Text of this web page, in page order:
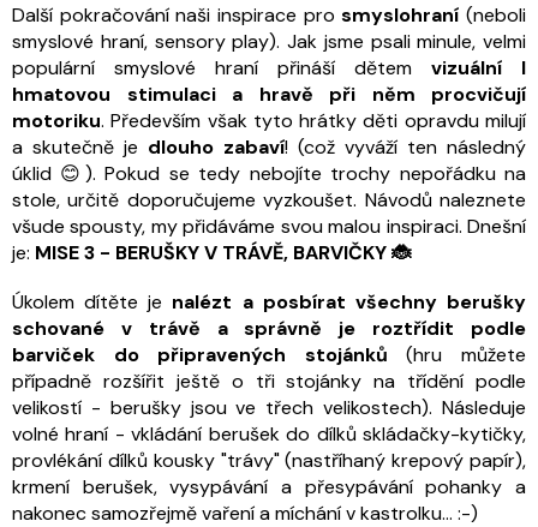
Další pokračování naši inspirace prosmyslohraní (neboli
smyslové hraní, sensory play). Jak jsme psali minule, velmi
populární smyslové hraní přináší dětem vizuální I
hmatovou stimulaci a hravě při něm procvičují
motoriku. Především však tyto hrátky děti opravdu milují
a skutečně je dlouho zabaví! (což vyváží ten následný
úklid 😊). Pokud se tedy nebojíte trochy nepořádku na
stole, určitě doporučujeme vyzkoušet. Návodů naleznete
všude spousty, my přidáváme svou malou inspiraci. Dnešní
je: MISE 3 - BERUŠKY V TRÁVĚ, BARVIČKY 🐞
Úkolem dítěte je nalézt a posbírat všechny berušky
schované v trávě a správně je roztřídit podle
barviček do připravených stojánků (hru můžete
případně rozšířit ještě o tři stojánky na třídění podle
velikostí - berušky jsou ve třech velikostech). Následuje
volné hraní - vkládání berušek do dílků skládačky-kytičky,
provlékání dílků kousky "trávy" (nastříhaný krepový papír),
krmení berušek, vysypávání a přesypávání pohanky a
nakonec samozřejmě vaření a míchání v kastrolku... :-)